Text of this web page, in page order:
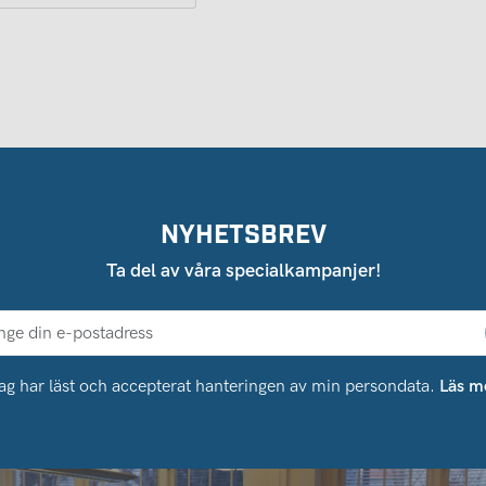
NYHETSBREV
Ta del av våra specialkampanjer!
har läst och accepterat hanteringen av min persondata. Läs